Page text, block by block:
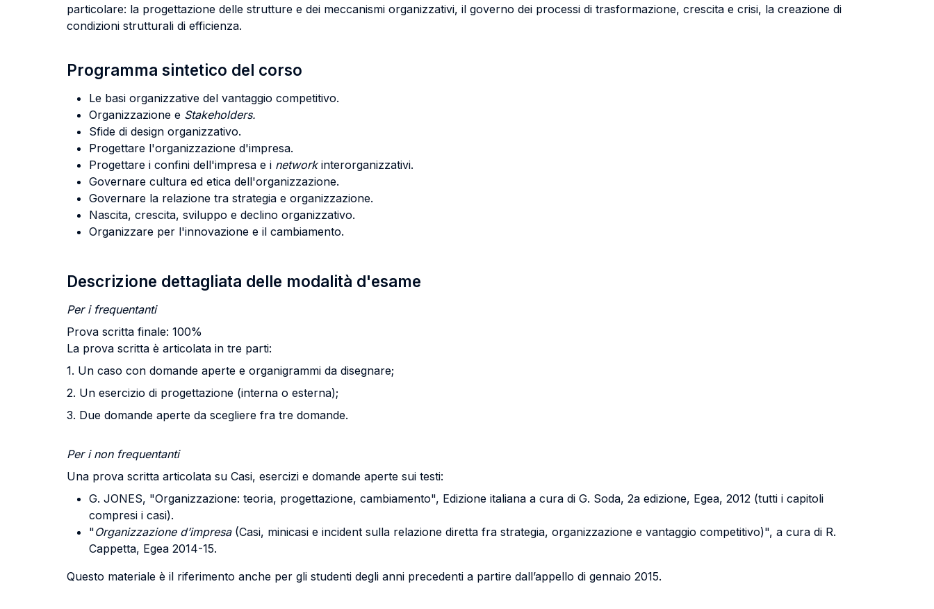
particolare: la progettazione delle strutture e dei meccanismi organizzativi, il governo dei processi di trasformazione, crescita e crisi, la creazione di
condizioni strutturali di efficienza.
Programma sintetico del corso
Le basi organizzative del vantaggio competitivo.
Organizzazione e Stakeholders.
Sfide di design organizzativo.
Progettare l'organizzazione d'impresa.
Progettare i confini dell'impresa e i networkinterorganizzativi.
Governare cultura ed etica dell'organizzazione.
Governare la relazione tra strategia e organizzazione.
Nascita, crescita, sviluppo e declino organizzativo.
Organizzare per l'innovazione e il cambiamento.
Descrizione dettagliata delle modalità d'esame
Per i frequentanti
Prova scritta finale: 100%
La prova scritta è articolata in tre parti:
1. Un caso con domande aperte e organigrammi da disegnare;
2. Un esercizio di progettazione (interna o esterna);
3. Due domande aperte da scegliere fra tre domande.
Per i non frequentanti
Una prova scritta articolata su Casi, esercizi e domande aperte sui testi:
G. JONES, "Organizzazione: teoria, progettazione, cambiamento", Edizione italiana a cura di G. Soda, 2a edizione, Egea, 2012 (tutti i capitoli
compresi i casi).
"Organizzazione d’impresa(Casi, minicasi e incident sulla relazione diretta fra strategia, organizzazione e vantaggio competitivo)", a cura di R.
Cappetta, Egea 2014-15.
Questo materiale è il riferimento anche per gli studenti degli anni precedenti a partire dall’appello di gennaio 2015.